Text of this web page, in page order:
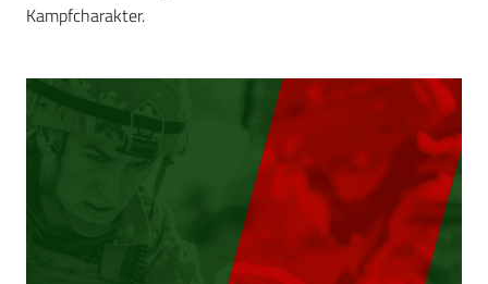
Kampfcharakter.